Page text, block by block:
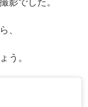
、
う。